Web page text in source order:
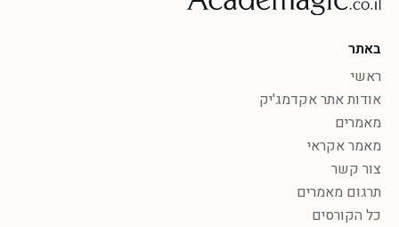
באתר
ראשי
אודות אתר אקדמג'יק
מאמרים
מאמר אקראי
צור קשר
תרגום מאמרים
כל הקורסים